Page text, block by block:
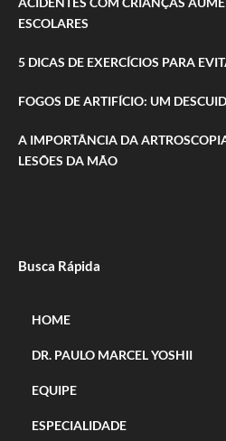
ESCOLARES
5 DICAS DE EXERCÍCIOS PARA
FOGOS DE ARTIFÍCIO: UM
A IMPORTÂNCIA DA
LESÕES DA MÃO
Busca Rápida
HOME
DR. PAULO MARCEL YOSHII
EQUIPE
ESPECIALIDADE